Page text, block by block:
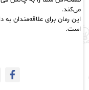
می‌کند.
این رمان برای علاقه‌مندان به
است.